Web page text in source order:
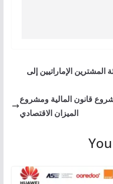
الإماراتيين إلى
قانون المالية ومشروع
الميزان الاقتصادي